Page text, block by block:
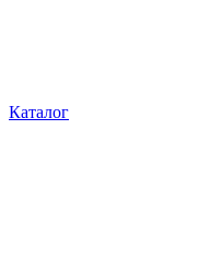
Каталог